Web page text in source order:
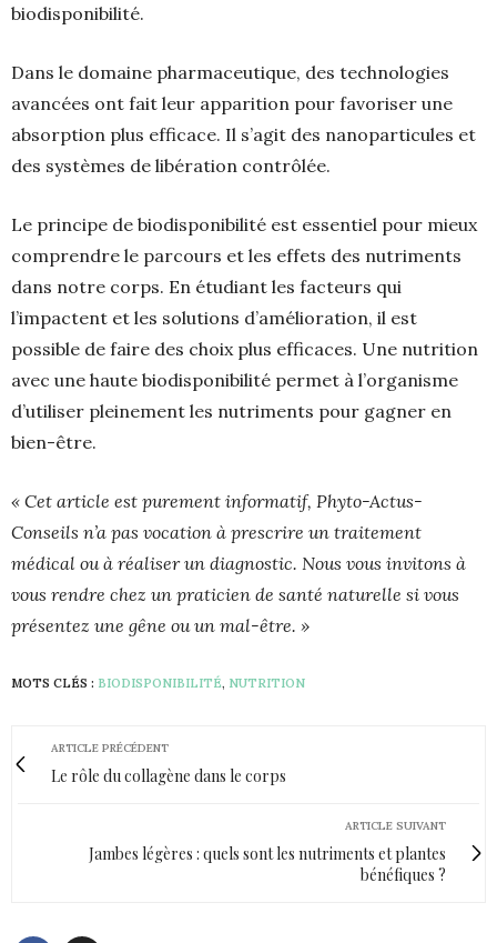
biodisponibilité.
Dans le domaine pharmaceutique, des technologies
avancées ont fait leur apparition pour favoriser une
absorption plus efficace. Il s’agit des nanoparticules et
des systèmes de libération contrôlée.
Le principe de biodisponibilité est essentiel pour mieux
comprendre le parcours et les effets des nutriments
dans notre corps. En étudiant les facteurs qui
l’impactent et les solutions d’amélioration, il est
possible de faire des choix plus efficaces. Une nutrition
avec une haute biodisponibilité permet à l’organisme
d’utiliser pleinement les nutriments pour gagner en
bien-être.
« Cet article est purement informatif, Phyto-Actus-
Conseils n’a pas vocation à prescrire un traitement
médical ou à réaliser un diagnostic. Nous vous invitons à
vous rendre chez un praticien de santé naturelle si vous
présentez une gêne ou un mal-être. »
MOTS CLÉS : BIODISPONIBILITÉ, NUTRITION
ARTICLE PRÉCÉDENT
Le rôle du collagène dans le corps
ARTICLE SUIVANT
Jambes légères : quels sont les nutriments et plantes
bénéfiques ?